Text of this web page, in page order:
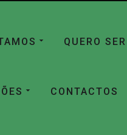
QUERO
CONTACTOS